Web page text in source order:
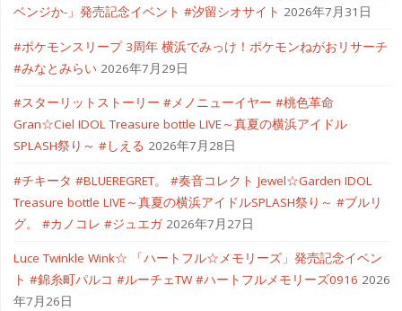
ベンジか-」発売記念イベント #汐留シオサイト 2026年7月31日
#ポケモンスリープ 3周年 横浜でみっけ！ポケモンねがおリサーチ
#みなとみらい 2026年7月29日
#スターリットストーリー #メノニューイヤー #桃色革命
Gran☆Ciel IDOL Treasure bottle LIVE～真夏の横浜アイドル
SPLASH祭り～ #しえる 2026年7月28日
#チキータ #BLUEREGRET。 #奏音コレクト Jewel☆Garden IDOL
Treasure bottle LIVE～真夏の横浜アイドルSPLASH祭り～ #ブルリ
グ。 #カノコレ #ジュエガ 2026年7月27日
Luce Twinkle Wink☆ 「ハートフル☆メモリーズ」発売記念イベン
ト #錦糸町パルコ #ルーチェTW #ハートフルメモリーズ0916 2026
年7月26日